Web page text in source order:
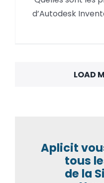
Inventor
d’Autodesk
LOAD
Aplicit
tous
de la